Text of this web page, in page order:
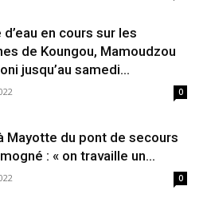
d’eau en cours sur les
de Koungou, Mamoudzou
jusqu’au samedi...
0
Mayotte du pont de secours
: « on travaille un...
0